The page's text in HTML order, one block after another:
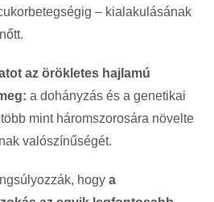
– kialakulásának
az örökletes hajlamú
a dohányzás és a genetikai
mint háromszorosára növelte
valószínűségét.
hogy a